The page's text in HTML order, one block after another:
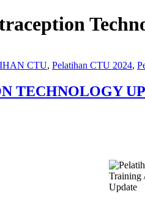
CTU, Pelatihan CTU 2024,
TECHNOLOGY
Training
Update